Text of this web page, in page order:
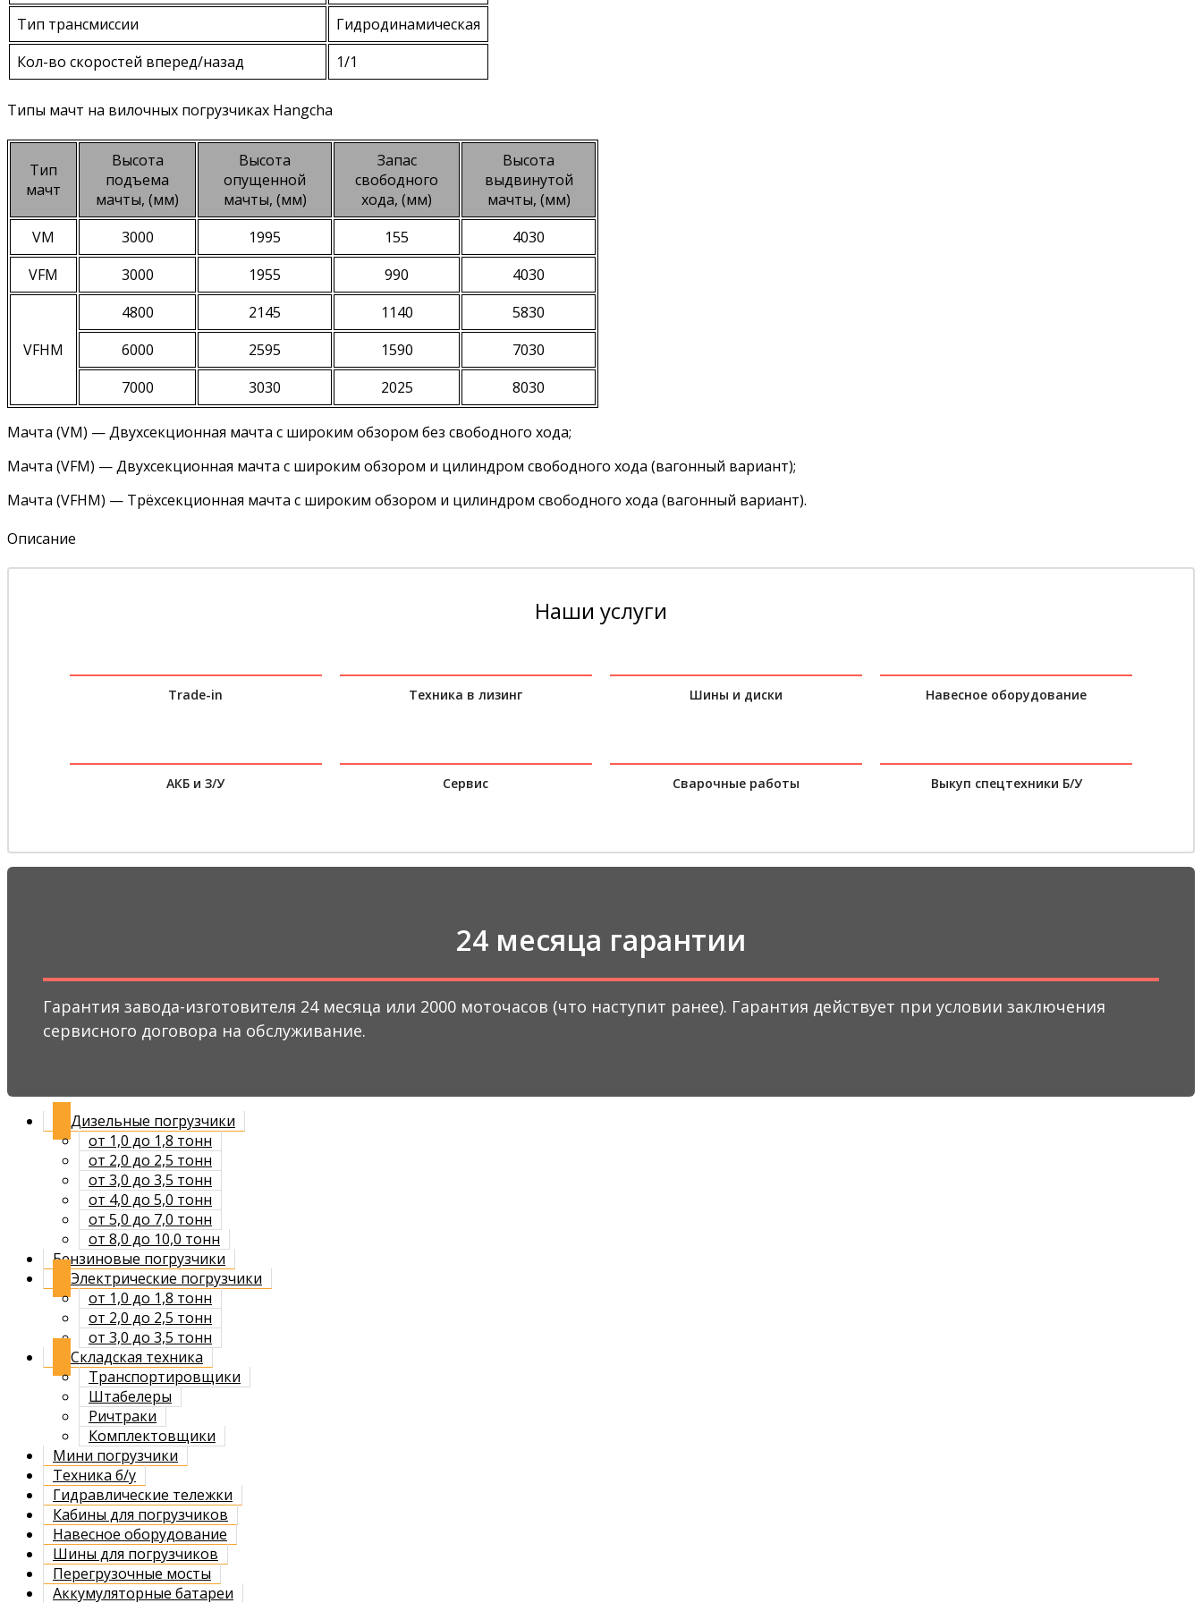
Тип трансмиссии
Гидродинамическая
Кол-во скоростей вперед/назад
1/1
Типы мачт на вилочных погрузчиках Hangcha
Тип
мачт
Высота
подъема
мачты, (мм)
Высота
опущенной
мачты, (мм)
Запас
свободного
хода, (мм)
Высота
выдвинутой
мачты, (мм)
VM
3000 1995 155
4030
VFM
3000 1955 990 4030
VFHM
4800 2145 1140
5830
6000
2595 1590
7030
7000
3030 2025 8030
Мачта (VM) — Двухсекционная мачта с широким обзором без свободного хода;
Мачта (VFM) — Двухсекционная мачта с широким обзором и цилиндром свободного хода (вагонный вариант);
Мачта (VFHM) — Трёхсекционная мачта с широким обзором и цилиндром свободного хода (вагонный вариант).
Описание
Наши услуги
Trade-in Техника в лизинг Шины и диски Навесное оборудование
АКБ и З/У Сервис Сварочные работы Выкуп спецтехники Б/У
24 месяца гарантии
Гарантия завода-изготовителя 24 месяца или 2000 моточасов (что наступит ранее). Гарантия действует при условии заключения
сервисного договора на обслуживание.
Дизельные погрузчики
от 1,0 до 1,8 тонн
от 2,0 до 2,5 тонн
от 3,0 до 3,5 тонн
от 4,0 до 5,0 тонн
от 5,0 до 7,0 тонн
от 8,0 до 10,0 тонн
Бензиновые погрузчики
Электрические погрузчики
от 1,0 до 1,8 тонн
от 2,0 до 2,5 тонн
от 3,0 до 3,5 тонн
Складская техника
Транспортировщики
Штабелеры
Ричтраки
Комплектовщики
Мини погрузчики
Техника б/у
Гидравлические тележки
Кабины для погрузчиков
Навесное оборудование
Шины для погрузчиков
Перегрузочные мосты
Аккумуляторные батареи